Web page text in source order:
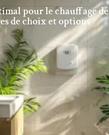
pour le chauffage de
de choix et options